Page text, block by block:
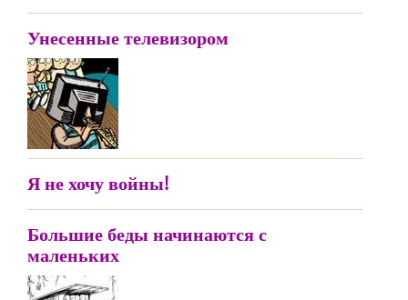
Унесенные телевизором
Я не хочу войны!
Большие беды начинаются с
маленьких